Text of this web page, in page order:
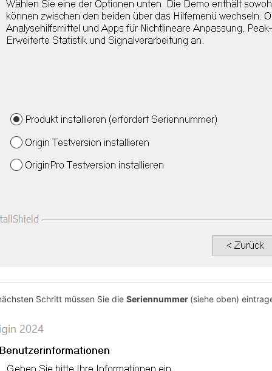
Schritt müssen Sie dieSeriennummer (siehe oben)